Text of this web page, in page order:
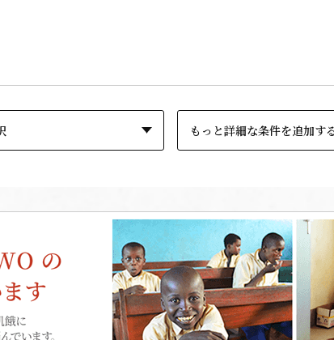
もっと詳細な条件を追加す